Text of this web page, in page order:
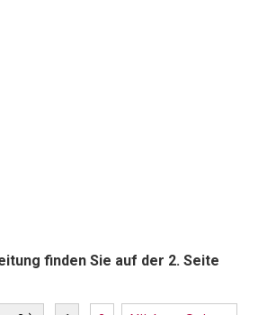
finden Sie auf der 2. Seite